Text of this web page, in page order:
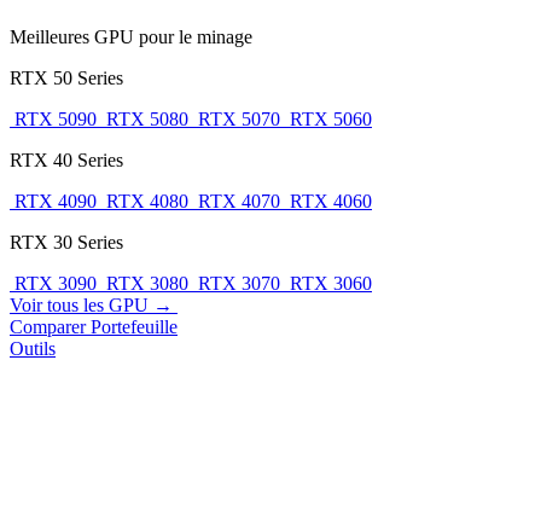
Meilleures GPU pour le minage
RTX 50 Series
RTX 5090 RTX 5080 RTX 5070 RTX 5060
RTX 40 Series
RTX 4090 RTX 4080 RTX 4070 RTX 4060
RTX 30 Series
RTX 3090 RTX 3080 RTX 3070 RTX 3060
Voir tous les GPU →
ComparerPortefeuille
Outils